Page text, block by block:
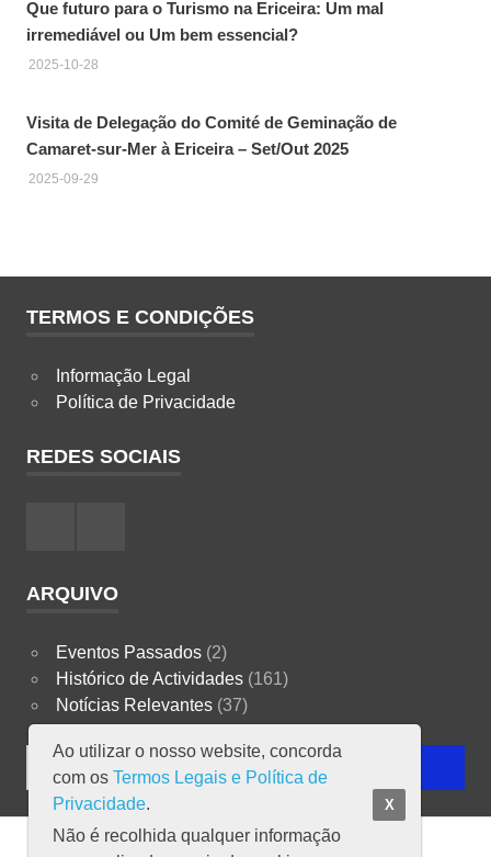
Que futuro para o Turismo na Ericeira: Um mal
irremediável ou Um bem essencial?
2025-10-28
Visita de Delegação do Comité de Geminação de
Camaret-sur-Mer à Ericeira – Set/Out 2025
2025-09-29
TERMOS E CONDIÇÕES
Informação Legal
Política de Privacidade
REDES SOCIAIS
ARQUIVO
Eventos Passados(2)
Histórico de Actividades(161)
Notícias Relevantes(37)
Search
Ao utilizar o nosso website, concorda
com os Termos Legais e Política de
Privacidade.
Não é recolhida qualquer informação
X